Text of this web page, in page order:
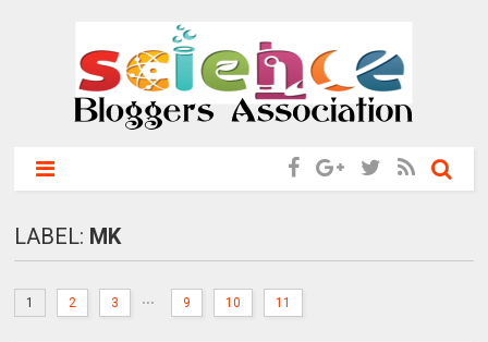
LABEL: MK
1 2 3 ... 9 10 11